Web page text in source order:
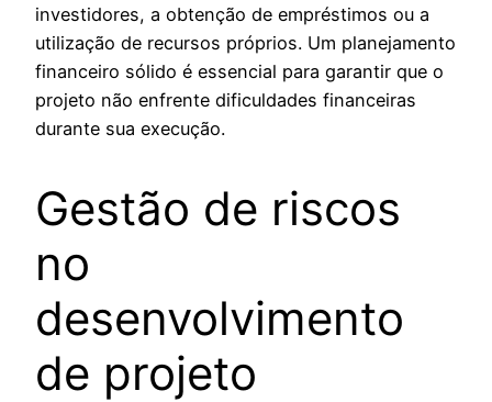
investidores, a obtenção de empréstimos ou a
utilização de recursos próprios. Um planejamento
financeiro sólido é essencial para garantir que o
projeto não enfrente dificuldades financeiras
durante sua execução.
Gestão de riscos
no
desenvolvimento
de projeto